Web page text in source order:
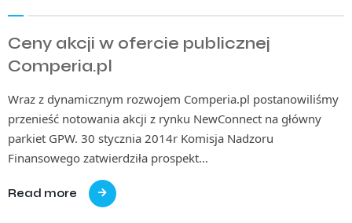
Ceny akcji w ofercie publicznej
Comperia.pl
Wraz z dynamicznym rozwojem Comperia.pl postanowiliśmy
przenieść notowania akcji z rynku NewConnect na główny
parkiet GPW. 30 stycznia 2014r Komisja Nadzoru
Finansowego zatwierdziła prospekt…
Read more